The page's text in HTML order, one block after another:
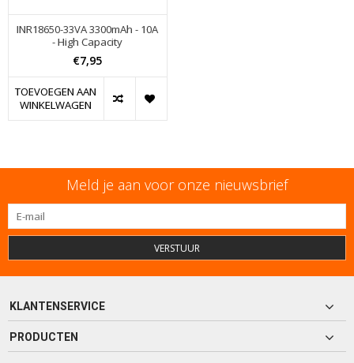
INR18650-33VA 3300mAh - 10A
- High Capacity
€7,95
TOEVOEGEN AAN
WINKELWAGEN
Meld je aan voor onze nieuwsbrief
VERSTUUR
KLANTENSERVICE
PRODUCTEN